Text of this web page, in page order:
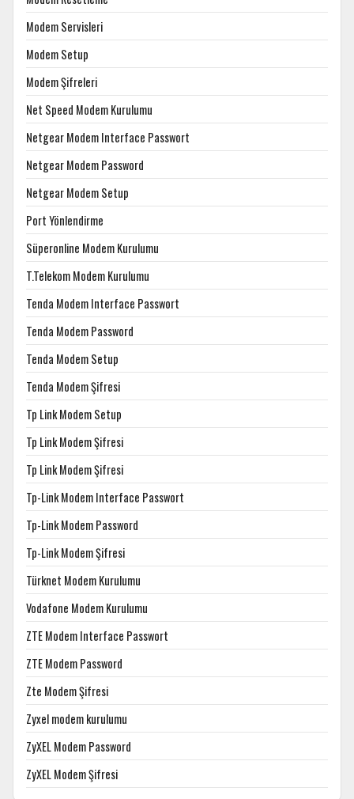
Modem Servisleri
Modem Setup
Modem Şifreleri
Net Speed Modem Kurulumu
Netgear Modem Interface Passwort
Netgear Modem Password
Netgear Modem Setup
Port Yönlendirme
Süperonline Modem Kurulumu
T.Telekom Modem Kurulumu
Tenda Modem Interface Passwort
Tenda Modem Password
Tenda Modem Setup
Tenda Modem Şifresi
Tp Link Modem Setup
Tp Link Modem Şifresi
Tp Link Modem Şifresi
Tp-Link Modem Interface Passwort
Tp-Link Modem Password
Tp-Link Modem Şifresi
Türknet Modem Kurulumu
Vodafone Modem Kurulumu
ZTE Modem Interface Passwort
ZTE Modem Password
Zte Modem Şifresi
Zyxel modem kurulumu
ZyXEL Modem Password
ZyXEL Modem Şifresi